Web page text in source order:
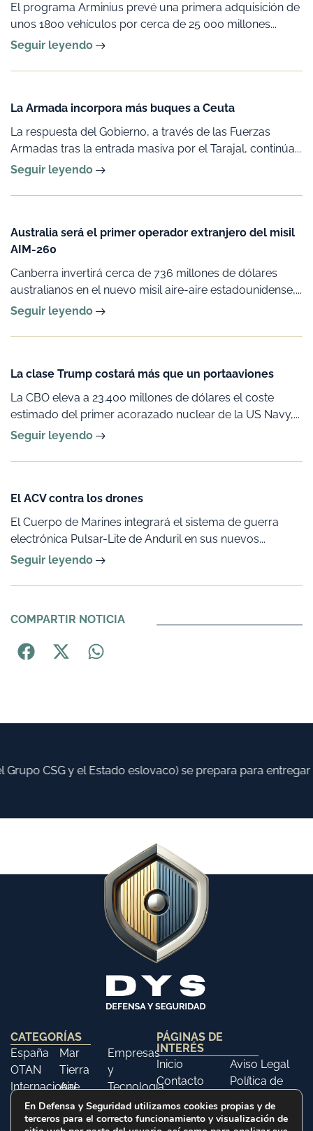
El programa Arminius prevé una primera adquisición de
unos 1800 vehículos por cerca de 25 000 millones...
Seguir leyendo
La Armada incorpora más buques a Ceuta
La respuesta del Gobierno, a través de las Fuerzas
Armadas tras la entrada masiva por el Tarajal, continúa...
Seguir leyendo
Australia será el primer operador extranjero del misil
AIM-260
Canberra invertirá cerca de 736 millones de dólares
australianos en el nuevo misil aire-aire estadounidense,...
Seguir leyendo
La clase Trump costará más que un portaaviones
La CBO eleva a 23.400 millones de dólares el coste
estimado del primer acorazado nuclear de la US Navy,...
Seguir leyendo
El ACV contra los drones
El Cuerpo de Marines integrará el sistema de guerra
electrónica Pulsar-Lite de Anduril en sus nuevos...
Seguir leyendo
COMPARTIR NOTICIA
CSG y el Estado eslovaco) se prepara para entregar
CATEGORÍAS
España
OTAN
Internacional
Opinión
Mar
Tierra
Aire
Libros
Empresas
y
Tecnología
Ferias y
Eventos
PÁGINAS DE
INTERÉS
Inicio
Contacto
Aviso Legal
Política de
Política de
En Defensa y Seguridad utilizamos cookies propias y de
terceros para el correcto funcionamiento y visualización de